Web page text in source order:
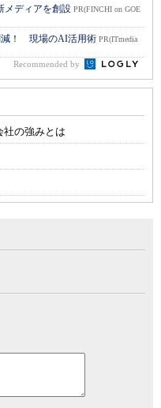
メディアを創設 PR(FINCHI on GOE
減！ 現場のAI活用術 PR(ITmedia
Recommended by
社の強みとは